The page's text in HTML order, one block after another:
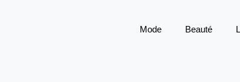
Mode Beauté